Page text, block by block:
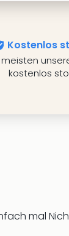
Kostenlos
kostenlos
mal